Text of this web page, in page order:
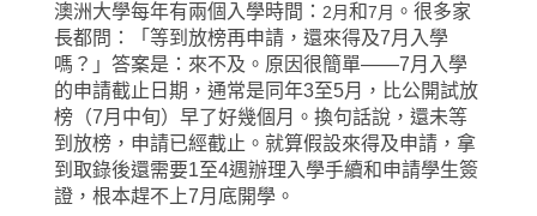
澳洲大學每年有兩個入學時間： 2月和7月 。很多家
長都問：「等到放榜再申請，還來得及7月入學
嗎？」 答案是： 來不及。 原因很簡單——7月入學
的申請截止日期，通常是同年3至5月，比公開試放
榜（7月中旬）早了好幾個月。換句話說，還未等
到放榜，申請已經截止。 就算假設來得及申請，拿
到取錄後還需要1至4週辦理入學手續和申請學生簽
證，根本趕不上7月底開學。